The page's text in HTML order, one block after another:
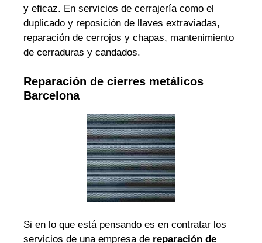
y eficaz. En servicios de cerrajería como el
duplicado y reposición de llaves extraviadas,
reparación de cerrojos y chapas, mantenimiento
de cerraduras y candados.
Reparación de cierres metálicos
Barcelona
Si en lo que está pensando es en contratar los
servicios de una empresa de reparación de